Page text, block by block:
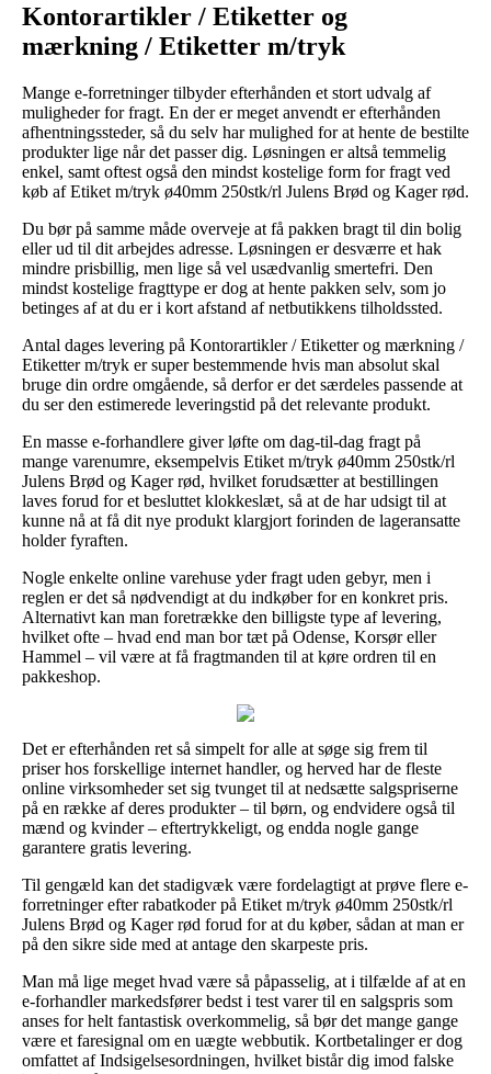
Kontorartikler / Etiketter og
mærkning / Etiketter m/tryk
Mange e-forretninger tilbyder efterhånden et stort udvalg af
muligheder for fragt. En der er meget anvendt er efterhånden
afhentningssteder, så du selv har mulighed for at hente de bestilte
produkter lige når det passer dig. Løsningen er altså temmelig
enkel, samt oftest også den mindst kostelige form for fragt ved
køb af Etiket m/tryk ø40mm 250stk/rl Julens Brød og Kager rød.
Du bør på samme måde overveje at få pakken bragt til din bolig
eller ud til dit arbejdes adresse. Løsningen er desværre et hak
mindre prisbillig, men lige så vel usædvanlig smertefri. Den
mindst kostelige fragttype er dog at hente pakken selv, som jo
betinges af at du er i kort afstand af netbutikkens tilholdssted.
Antal dages levering på Kontorartikler / Etiketter og mærkning /
Etiketter m/tryk er super bestemmende hvis man absolut skal
bruge din ordre omgående, så derfor er det særdeles passende at
du ser den estimerede leveringstid på det relevante produkt.
En masse e-forhandlere giver løfte om dag-til-dag fragt på
mange varenumre, eksempelvis Etiket m/tryk ø40mm 250stk/rl
Julens Brød og Kager rød, hvilket forudsætter at bestillingen
laves forud for et besluttet klokkeslæt, så at de har udsigt til at
kunne nå at få dit nye produkt klargjort forinden de lageransatte
holder fyraften.
Nogle enkelte online varehuse yder fragt uden gebyr, men i
reglen er det så nødvendigt at du indkøber for en konkret pris.
Alternativt kan man foretrække den billigste type af levering,
hvilket ofte – hvad end man bor tæt på Odense, Korsør eller
Hammel – vil være at få fragtmanden til at køre ordren til en
pakkeshop.
Det er efterhånden ret så simpelt for alle at søge sig frem til
priser hos forskellige internet handler, og herved har de fleste
online virksomheder set sig tvunget til at nedsætte salgspriserne
på en række af deres produkter – til børn, og endvidere også til
mænd og kvinder – eftertrykkeligt, og endda nogle gange
garantere gratis levering.
Til gengæld kan det stadigvæk være fordelagtigt at prøve flere e-
forretninger efter rabatkoder på Etiket m/tryk ø40mm 250stk/rl
Julens Brød og Kager rød forud for at du køber, sådan at man er
på den sikre side med at antage den skarpeste pris.
Man må lige meget hvad være så påpasselig, at i tilfælde af at en
e-forhandler markedsfører bedst i test varer til en salgspris som
anses for helt fantastisk overkommelig, så bør det mange gange
være et faresignal om en uægte webbutik. Kortbetalinger er dog
omfattet af Indsigelsesordningen, hvilket bistår dig imod falske